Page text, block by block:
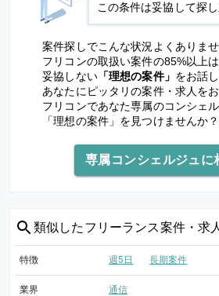
この条件は妥協して探し
案件探しでこんな状況よくありま
フリコンの取扱い案件の85%以上
妥協しない「理想の案件」 をお話
あなたにピッタリの案件・求人をお
フリコンであなた専属のコンシェ
「理想の案件」を見つけませんか？
専属コンシェルジュに
類似した フリーランス案件・求
特徴 週5日 長期案件
業界 通信